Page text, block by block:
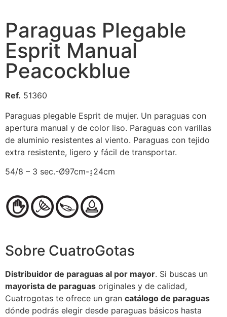
Paraguas Plegable
Esprit Manual
Peacockblue
Ref. 51360
Paraguas plegable Esprit de mujer. Un paraguas con
apertura manual y de color liso. Paraguas con varillas
de aluminio resistentes al viento. Paraguas con tejido
extra resistente, ligero y fácil de transportar.
54/8 – 3 sec.-Ø97cm-↨24cm
Sobre CuatroGotas
Distribuidor de paraguas al por mayor. Si buscas un
mayorista de paraguas originales y de calidad,
Cuatrogotas te ofrece un gran catálogo de paraguas
dónde podrás elegir desde paraguas básicos hasta